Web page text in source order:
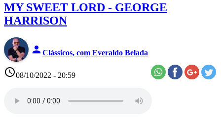
MY SWEET LORD - GEORGE
HARRISON
person Clássicos, com Everaldo Belada
access_time08/10/2022 - 20:59